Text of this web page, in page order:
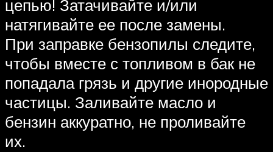
цепью! Затачивайте и/или
натягивайте ее после замены.
При заправке бензопилы следите,
чтобы вместе с топливом в бак не
попадала грязь и другие инородные
частицы. Заливайте масло и
бензин аккуратно, не проливайте
их.